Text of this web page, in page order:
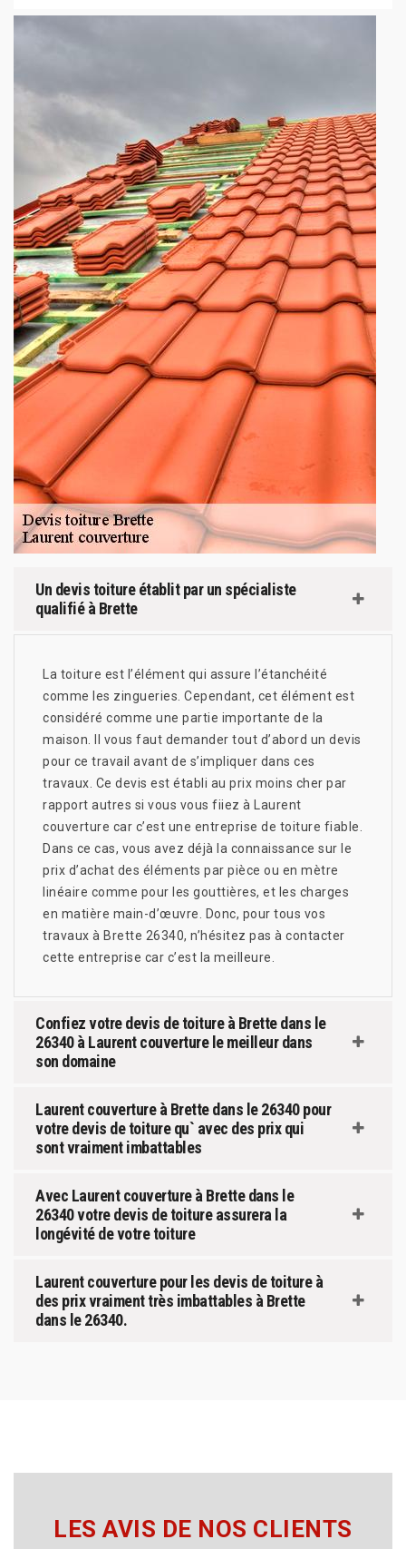
Un devis toiture établit par un spécialiste
qualifié à Brette
La toiture est l’élément qui assure l’étanchéité
comme les zingueries. Cependant, cet élément est
considéré comme une partie importante de la
maison. II vous faut demander tout d’abord un devis
pour ce travail avant de s’impliquer dans ces
travaux. Ce devis est établi au prix moins cher par
rapport autres si vous vous fiiez à Laurent
couverture car c’est une entreprise de toiture fiable.
Dans ce cas, vous avez déjà la connaissance sur le
prix d’achat des éléments par pièce ou en mètre
linéaire comme pour les gouttières, et les charges
en matière main-d’œuvre. Donc, pour tous vos
travaux à Brette 26340, n’hésitez pas à contacter
cette entreprise car c’est la meilleure.
Confiez votre devis de toiture à Brette dans le
26340 à Laurent couverture le meilleur dans
son domaine
Laurent couverture à Brette dans le 26340 pour
votre devis de toiture qu` avec des prix qui
sont vraiment imbattables
Avec Laurent couverture à Brette dans le
26340 votre devis de toiture assurera la
longévité de votre toiture
Laurent couverture pour les devis de toiture à
des prix vraiment très imbattables à Brette
dans le 26340.
LES AVIS DE NOS CLIENTS